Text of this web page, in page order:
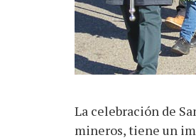
La celebración de
mineros, tiene un